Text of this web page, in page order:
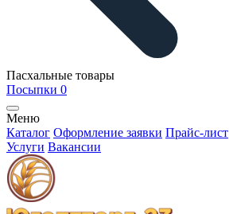
Пасхальные товары
Посыпки 0
Меню
Каталог Оформление заявки Прайс-лист
Услуги Вакансии